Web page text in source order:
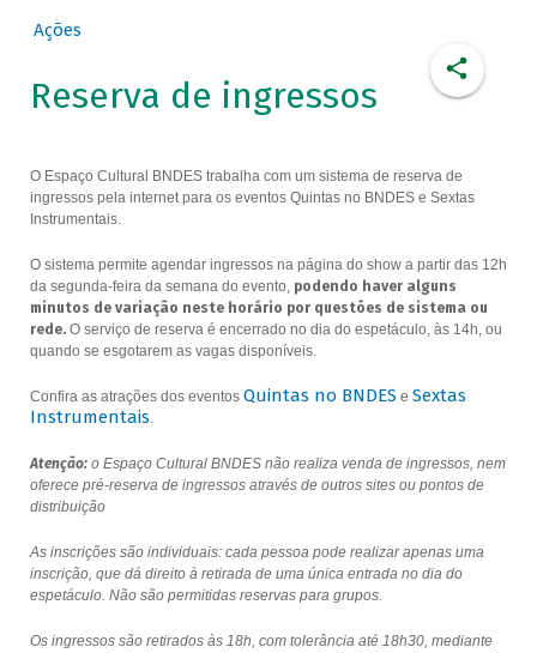
Ações
Reserva de ingressos
O Espaço Cultural BNDES trabalha com um sistema de reserva de
ingressos pela internet para os eventos Quintas no BNDES e Sextas
Instrumentais.
O sistema permite agendar ingressos na página do show a partir das 12h
da segunda-feira da semana do evento, podendo haver alguns
minutos de variação neste horário por questões de sistema ou
rede.O serviço de reserva é encerrado no dia do espetáculo, às 14h, ou
quando se esgotarem as vagas disponíveis.
Confira as atrações dos eventos Quintas no BNDES e Sextas
Instrumentais.
Atenção:o Espaço Cultural BNDES não realiza venda de ingressos, nem
oferece pré-reserva de ingressos através de outros sites ou pontos de
distribuição
As inscrições são individuais: cada pessoa pode realizar apenas uma
inscrição, que dá direito à retirada de uma única entrada no dia do
espetáculo. Não são permitidas reservas para grupos.
Os ingressos são retirados às 18h, com tolerância até 18h30, mediante